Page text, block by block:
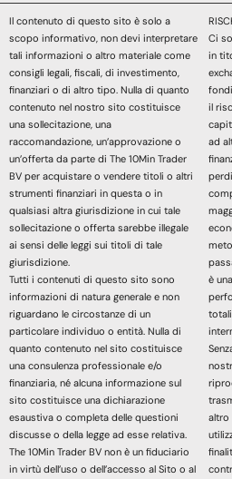
Il contenuto di questo sito è solo a
scopo informativo, non devi interpretare
tali informazioni o altro materiale come
consigli legali, fiscali, di investimento,
finanziari o di altro tipo. Nulla di quanto
contenuto nel nostro sito costituisce
una sollecitazione, una
raccomandazione, un’approvazione o
un’offerta da parte di The 10Min Trader
BV per acquistare o vendere titoli o altri
strumenti finanziari in questa o in
qualsiasi altra giurisdizione in cui tale
sollecitazione o offerta sarebbe illegale
ai sensi delle leggi sui titoli di tale
giurisdizione.
Tutti i contenuti di questo sito sono
informazioni di natura generale e non
riguardano le circostanze di un
particolare individuo o entità. Nulla di
quanto contenuto nel sito costituisce
una consulenza professionale e/o
finanziaria, né alcuna informazione sul
sito costituisce una dichiarazione
esaustiva o completa delle questioni
discusse o della legge ad esse relativa.
The 10Min Trader BV non è un fiduciario
in virtù dell’uso o dell’accesso al Sito o al
Ci
in
il
ad
è
altro